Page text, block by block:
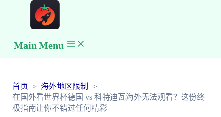
Main Menu
首页
海外地区限制
在国外看世界杯德国 vs 科特迪瓦海外无法观看？这份终
极指南让你不错过任何精彩